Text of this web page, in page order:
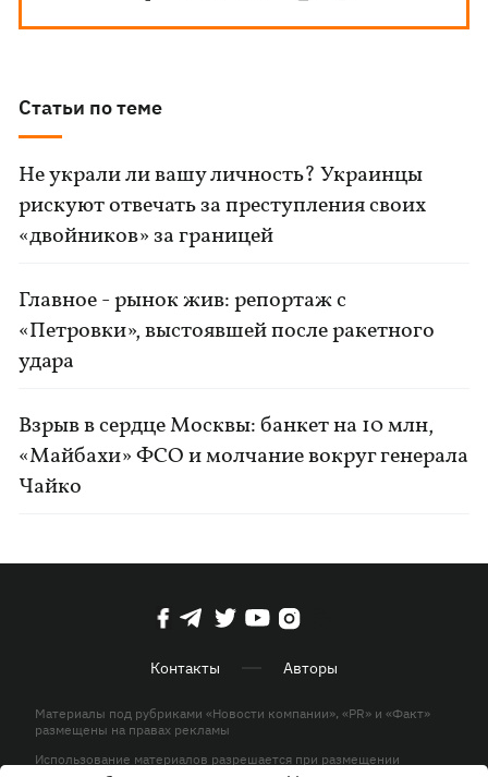
Статьи по теме
Не украли ли вашу личность? Украинцы
рискуют отвечать за преступления своих
«двойников» за границей
Главное - рынок жив: репортаж с
«Петровки», выстоявшей после ракетного
удара
Взрыв в сердце Москвы: банкет на 10 млн,
«Майбахи» ФСО и молчание вокруг генерала
Чайко
Контакты Авторы
Материалы под рубриками «Новости компании», «PR» и «Факт»
размещены на правах рекламы
Использование материалов разрешается при размещении